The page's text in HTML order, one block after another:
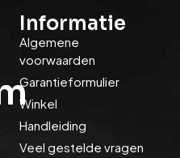
Informatie
Algemene
voorwaarden
Garantieformulier
Winkel
Handleiding
Veel gestelde vragen